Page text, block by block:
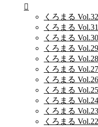
くろまる
くろまる
くろまる
くろまる
くろまる
くろまる
くろまる
くろまる
くろまる
くろまる
くろまる